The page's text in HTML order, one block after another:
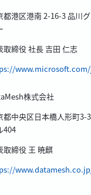
都港区港南 2-16-3 品川
取締役 社長 吉田 仁志
株式会社
都中央区日本橋人形町3-
404
取締役 王 暁麒